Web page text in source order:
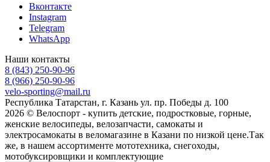
Вконтакте
Instagram
Telegram
WhatsApp
Наши контакты
8 (843) 250-90-96
8 (966) 250-90-96
velo-sporting@mail.ru
Республика Татарстан, г. Казань ул. пр. Победы д. 100
2026 © Велоспорт - купить детские, подростковые, горные,
женские велосипеды, велозапчасти, самокаты и
электросамокаты в веломагазине в Казани по низкой цене.Так
же, в нашем ассортименте мототехника, снегоходы,
мотобуксировщики и комплектующие